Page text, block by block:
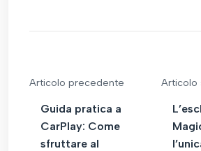
Articolo precedente
Guida pratica a
CarPlay: Come
sfruttare al
Articolo